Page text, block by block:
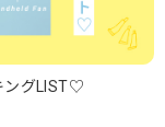
ングLIST♡